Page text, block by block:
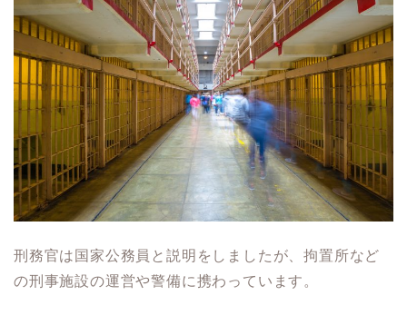
刑務官は国家公務員と説明をしましたが、拘置所など
の刑事施設の運営や警備に携わっています。